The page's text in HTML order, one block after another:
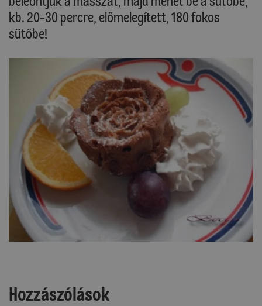
kb. 20-30 percre, előmelegített, 180 fokos
sütőbe!
Hozzászólások